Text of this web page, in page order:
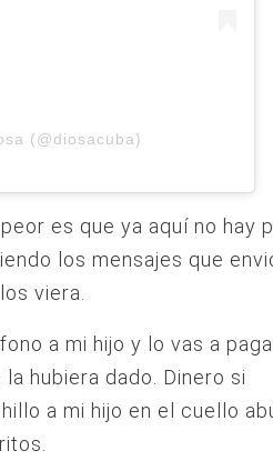
(@diosacuba)
es que ya aquí no hay
los mensajes que
viera.
a mi hijo y lo vas a
hubiera dado. Dinero si
a mi hijo en el cuello